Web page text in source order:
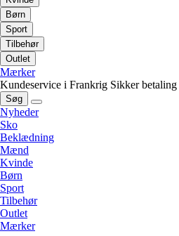
Børn
Sport
Tilbehør
Outlet
Mærker
Kundeservice i Frankrig Sikker betaling
Søg
Nyheder
Sko
Beklædning
Mænd
Kvinde
Børn
Sport
Tilbehør
Outlet
Mærker